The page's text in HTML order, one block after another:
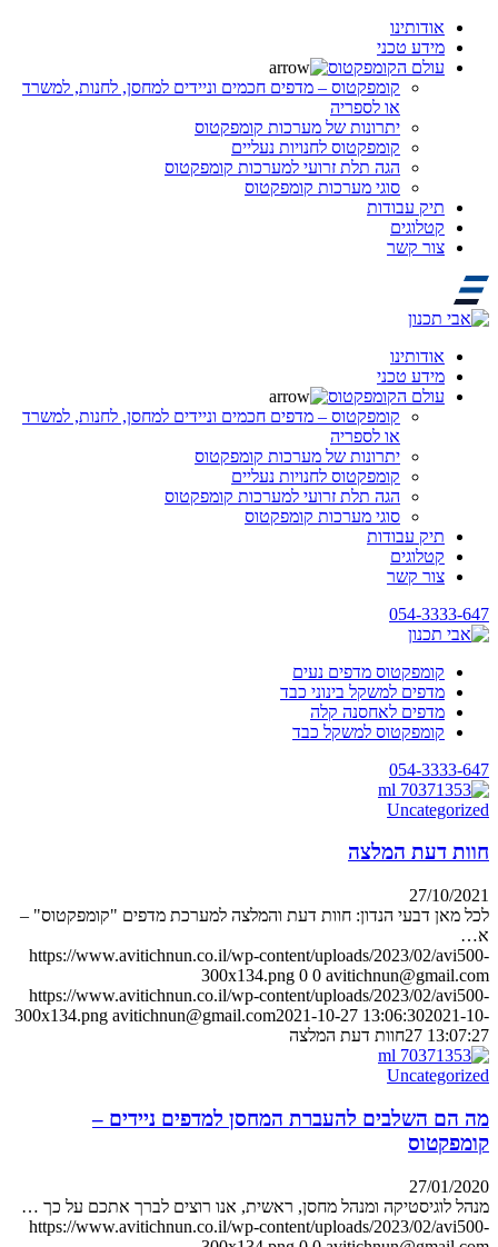
אודותינו
מידע טכני
עולם הקומפקטוס
קומפקטוס – מדפים חכמים וניידים למחסן, לחנות, למשרד
או לספריה
יתרונות של מערכות קומפקטוס
קומפקטוס לחנויות נעליים
הגה תלת זרועי למערכות קומפקטוס
סוגי מערכות קומפקטוס
תיק עבודות
קטלוגים
צור קשר
אודותינו
מידע טכני
עולם הקומפקטוס
קומפקטוס – מדפים חכמים וניידים למחסן, לחנות, למשרד
או לספריה
יתרונות של מערכות קומפקטוס
קומפקטוס לחנויות נעליים
הגה תלת זרועי למערכות קומפקטוס
סוגי מערכות קומפקטוס
תיק עבודות
קטלוגים
צור קשר
054-3333-647
קומפקטוס מדפים נעים
מדפים למשקל בינוני כבד
מדפים לאחסנה קלה
קומפקטוס למשקל כבד
054-3333-647
Uncategorized
חוות דעת המלצה
27/10/2021
לכל מאן דבעי הנדון: חוות דעת והמלצה למערכת מדפים "קומפקטוס" –
א…
https://www.avitichnun.co.il/wp-content/uploads/2023/02/avi500-
300x134.png 0 0 avitichnun@gmail.com
https://www.avitichnun.co.il/wp-content/uploads/2023/02/avi500-
300x134.png avitichnun@gmail.com2021-10-27 13:06:302021-10-
27 13:07:27חוות דעת המלצה
Uncategorized
מה הם השלבים להעברת המחסן למדפים ניידים –
קומפקטוס
27/01/2020
מנהל לוגיסטיקה ומנהל מחסן, ראשית, אנו רוצים לברך אתכם על כך …
https://www.avitichnun.co.il/wp-content/uploads/2023/02/avi500-